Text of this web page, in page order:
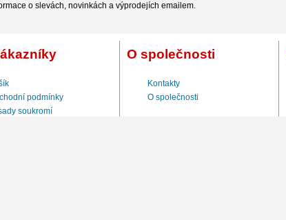
o slevách, novinkách a výprodejích emailem.
podmínky
soukromí
O společnosti
Kontakty
O společnosti